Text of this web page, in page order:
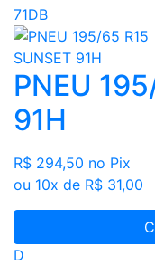
71DB
PNEU
91H
R$ 294,50 no Pix
ou 10x de R$ 31,00
D